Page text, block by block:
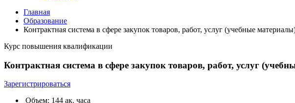
Главная
Образование
Контрактная система в сфере закупок товаров, работ, услуг (учебные
Курс повышения квалификации
Контрактная система в сфере закупок товаров, работ, услуг
Зарегистрироваться
Объем: 144 ак. часа